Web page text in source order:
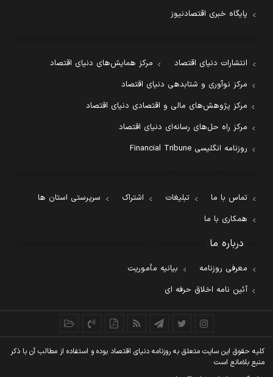
پایگاه خبری اقتصادنیوز
انتشارات دنیای اقتصاد
مرکز همایش‌های دنیای اقتصاد
مرکز نوآوری و شتابدهی دنیای اقتصاد
مرکز پژوهش‌های مالی و اقتصادی دنیای اقتصاد
مرکز راه حل‌های رسانه‌ای دنیای اقتصاد
روزنامه انگلیسی Financial Tribune
تماس با ما تبلیغات اشتراک
سرپرستی استان ها
همکاری با ما
درباره ما
معرفی روزنامه
بیانیه مأموریت
آئین نامه اخلاق حرفه ای
کليه حقوق اين سايت متعلق به روزنامه دنيای اقتصاد بوده و استفاده از مطالب آن با ذکر
منبع بلامانع است